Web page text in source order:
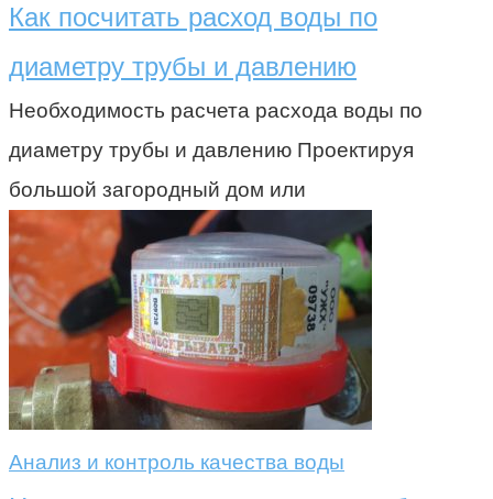
Как посчитать расход воды по
диаметру трубы и давлению
Необходимость расчета расхода воды по
диаметру трубы и давлению Проектируя
большой загородный дом или
Анализ и контроль качества воды